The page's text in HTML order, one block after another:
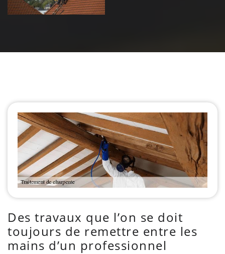
Des travaux que l’on se doit
toujours de remettre entre les
mains d’un professionnel